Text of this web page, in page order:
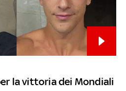
la vittoria dei Mondiali